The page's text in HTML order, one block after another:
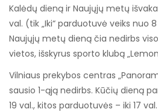
Kalėdų dieną ir Naujųjų metų
val. (tik „Iki“ parduotuvė veiks nuo
Naujųjų metų dieną čia nedirbs
vietos, išskyrus sporto klubą
Vilniaus prekybos centras
sausio 1-ąją nedirbs. Kūčių dieną
19 val., kitos parduotuvės – iki 17